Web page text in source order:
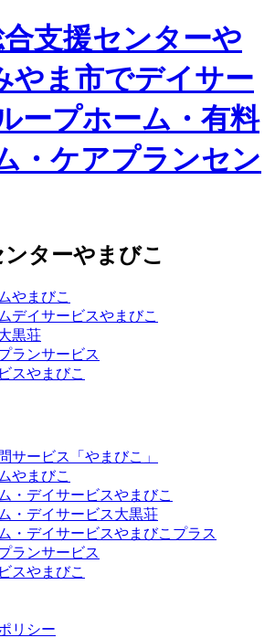
ターやまびこ
やまびこ
デイサービスやまびこ
黒荘
ランサービス
スやまびこ
サービス「やまびこ」
やまびこ
・デイサービスやまびこ
・デイサービス大黒荘
・デイサービスやまびこプラス
ランサービス
スやまびこ
リシー